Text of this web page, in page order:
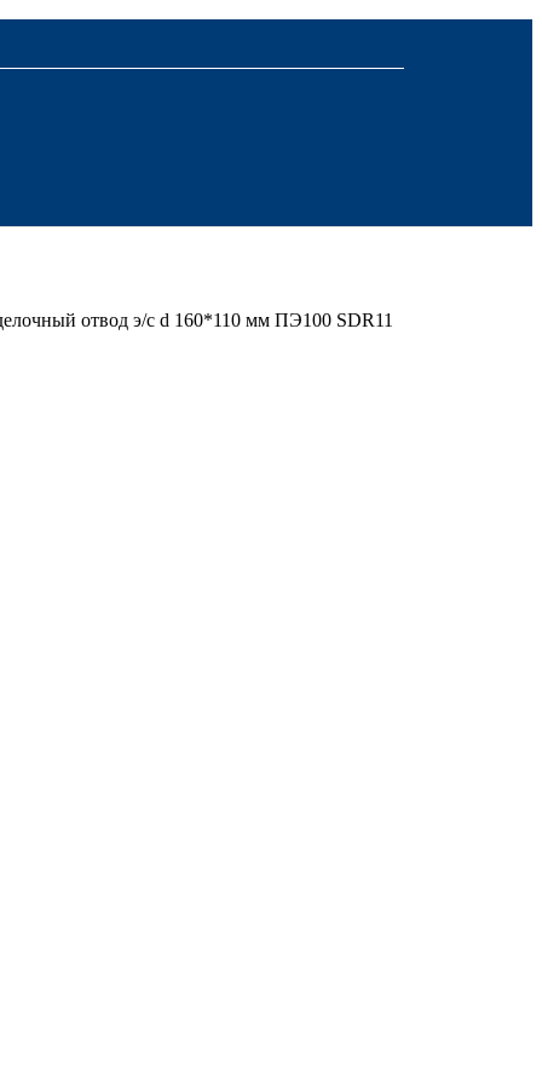
отвод э/с d 160*110 мм ПЭ100 SDR11